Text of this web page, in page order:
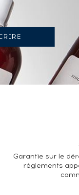
EN 2026
Garantie sur le
règlements